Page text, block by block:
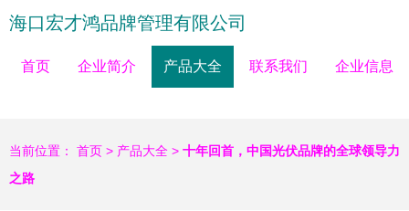
海口宏才鸿品牌管理有限公司
首页 企业简介 产品大全 联系我们 企业信息
当前位置： 首页 > 产品大全 > 十年回首，中国光伏品牌的全球领导力
之路